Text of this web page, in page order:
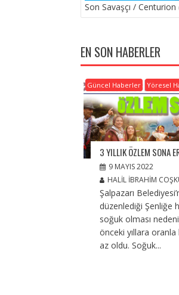
Son Savaşçı / Centurion
EN SON HABERLER
Güncel Haberler Yöresel
3 YILLIK ÖZLEM SONA
9 MAYIS 2022
HALIL İBRAHIM
Şalpazarı
düzenlediği Şenliğe
soğuk olması
önceki yıllara oranla
az oldu. Soğuk...